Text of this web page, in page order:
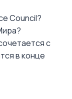
Council?
с
в конце